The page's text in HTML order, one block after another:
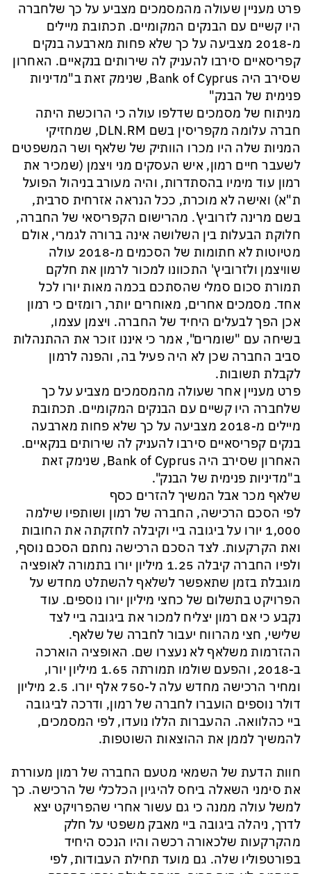
פרט מעניין שעולה מהמסמכים מצביע על כך שלחברה
היו קשיים עם הבנקים המקומיים. תכתובת מיילים
מ-2018 מצביעה על כך שלא פחות מארבעה בנקים
קפריסאיים סירבו להעניק לה שירותים בנקאיים. האחרון
שסירב היה Bank of Cyprus, שנימק זאת ב"מדיניות
פנימית של הבנק"
מניתוח של מסמכים שדלפו עולה כי הרוכשת היתה
חברה עלומה מקפריסין בשם DLN.RM, שמחזיקי
המניות שלה היו מכרו הוותיק של שלאף ושר המשפטים
לשעבר חיים רמון, איש העסקים מני ויצמן (שמכיר את
רמון עוד מימיו בהסתדרות, והיה מעורב בניהול הפועל
ת"א) ואישה לא מוכרת, ככל הנראה אזרחית סרבית,
בשם מרינה לזרוביץ'. מהרישום הקפריסאי של החברה,
חלוקת הבעלות בין השלושה אינה ברורה לגמרי, אולם
מטיוטות לא חתומות של הסכמים מ-2018 עולה
שוויצמן ולזרוביץ' התכוונו למכור לרמון את חלקם
תמורת סכום סמלי שהסתכם בכמה מאות יורו לכל
אחד. מסמכים אחרים, מאוחרים יותר, רומזים כי רמון
אכן הפך לבעלים היחיד של החברה. ויצמן עצמו,
בשיחה עם "שומרים", אמר כי איננו זוכר את ההתנהלות
סביב החברה שכן לא היה פעיל בה, והפנה לרמון
לקבלת תשובות.
פרט מעניין אחר שעולה מהמסמכים מצביע על כך
שלחברה היו קשיים עם הבנקים המקומיים. תכתובת
מיילים מ-2018 מצביעה על כך שלא פחות מארבעה
בנקים קפריסאיים סירבו להעניק לה שירותים בנקאיים.
האחרון שסירב היה Bank of Cyprus, שנימק זאת
ב"מדיניות פנימית של הבנק".
שלאף מכר אבל המשיך להזרים כסף
לפי הסכם הרכישה, החברה של רמון ושותפיו שילמה
1,000 יורו על ביגובה ביי וקיבלה לחזקתה את החובות
ואת הקרקעות. לצד הסכם הרכישה נחתם הסכם נוסף,
ולפיו החברה קיבלה 1.25 מיליון יורו בתמורה לאופציה
מוגבלת בזמן שתאפשר לשלאף להשתלט מחדש על
הפרויקט בתשלום של כחצי מיליון יורו נוספים. עוד
נקבע כי אם רמון יצליח למכור את ביגובה ביי לצד
שלישי, חצי מהרווח יעבור לחברה של שלאף.
ההזרמות משלאף לא נעצרו שם. האופציה הוארכה
ב-2018, והפעם שולמו תמורתה 1.65 מיליון יורו,
ומחיר הרכישה מחדש עלה ל-750 אלף יורו. 2.5 מיליון
דולר נוספים הועברו לחברה של רמון, ודרכה לביגובה
ביי כהלוואה. ההעברות הללו נועדו, לפי המסמכים,
להמשיך לממן את ההוצאות השוטפות.
חוות הדעת של השמאי מטעם החברה של רמון מעוררת
את סימני השאלה ביחס להיגיון הכלכלי של הרכישה. כך
למשל עולה ממנה כי גם עשור אחרי שהפרויקט יצא
לדרך, ניהלה ביגובה ביי מאבק משפטי על חלק
מהקרקעות שלכאורה רכשה והיו הנכס היחיד
בפורטפוליו שלה. גם מועד תחילת העבודות, לפי